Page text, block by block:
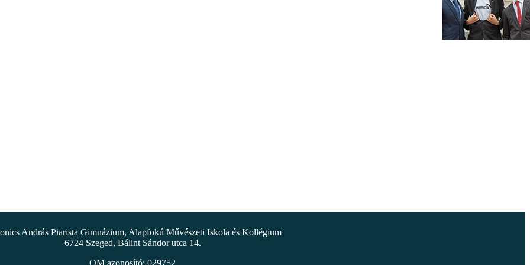
András Piarista Gimnázium, Alapfokú Művészeti Iskola és Kollégium
6724 Szeged, Bálint Sándor utca 14.
OM azonosító: 029752